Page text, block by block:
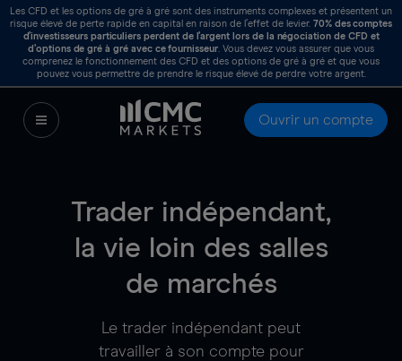
Les CFD et les options de gré à gré sont des instruments complexes et présentent un
risque élevé de perte rapide en capital en raison de l’effet de levier. 70%des comptes
d’investisseurs particuliers perdent de l’argent lors de la négociation de CFD et
d’options de gré à gré avec ce fournisseur. Vous devez vous assurer que vous
comprenez le fonctionnement des CFD et des options de gré à gré et que vous
pouvez vous permettre de prendre le risque élevé de perdre votre argent.
Ouvrir un compte
Trader indépendant,
la vie loin des salles
de marchés
Le trader indépendant peut
travailler à son compte pour